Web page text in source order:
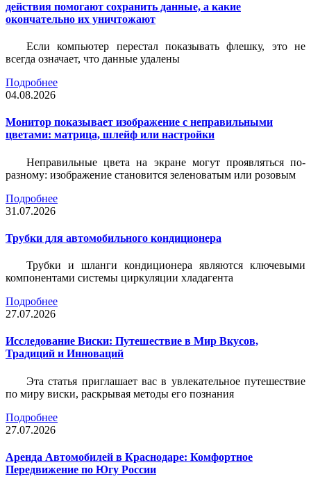
действия помогают сохранить данные, а какие
окончательно их уничтожают
Если компьютер перестал показывать флешку, это не
всегда означает, что данные удалены
Подробнее
04.08.2026
Монитор показывает изображение с неправильными
цветами: матрица, шлейф или настройки
Неправильные цвета на экране могут проявляться по-
разному: изображение становится зеленоватым или розовым
Подробнее
31.07.2026
Трубки для автомобильного кондиционера
Трубки и шланги кондиционера являются ключевыми
компонентами системы циркуляции хладагента
Подробнее
27.07.2026
Исследование Виски: Путешествие в Мир Вкусов,
Традиций и Инноваций
Эта статья приглашает вас в увлекательное путешествие
по миру виски, раскрывая методы его познания
Подробнее
27.07.2026
Аренда Автомобилей в Краснодаре: Комфортное
Передвижение по Югу России